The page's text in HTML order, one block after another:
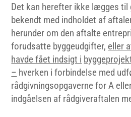
Det kan herefter ikke lægges til
bekendt med indholdet af
herunder om den aftalte
forudsatte byggeudgifter, eller
havde fået indsigt i
– hverken i forbindelse med
rådgivningsopgaverne for A
indgåelsen af rådgiveraftalen